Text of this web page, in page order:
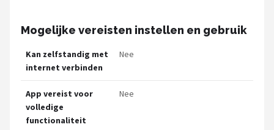
Mogelijke vereisten instellen en gebruik
Kan zelfstandig met
internet verbinden
Nee
App vereist voor
volledige
functionaliteit
Nee